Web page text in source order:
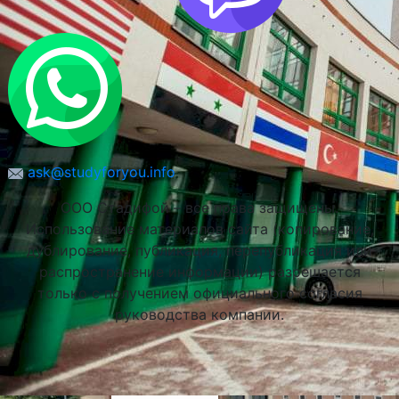
Ягеллонский Университет в Кракове
Краков, Польша
ask@studyforyou.info
ООО Стадифой – все права защищены.
Использование материалов сайта (копирование,
дублирование, публикация, перепубликация или
распространение информации) разрешается
только с получением официального согласия
руководства компании.